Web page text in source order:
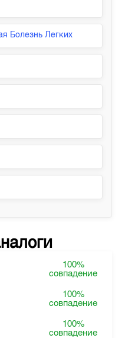
Болезнь Легких
100%
совпадение
100%
совпадение
100%
совпадение